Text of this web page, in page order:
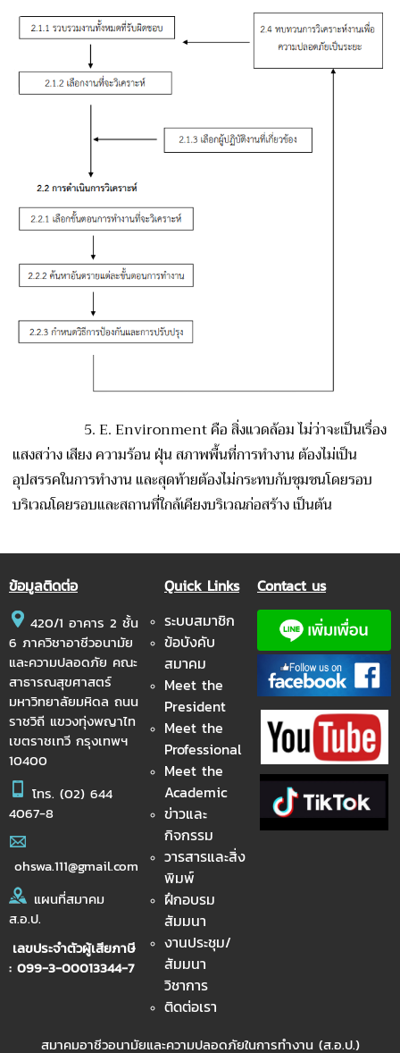
5. E. Environment คือ สิ่งแวดล้อม ไม่ว่าจะเป็นเรื่อง
แสงสว่าง เสียง ความร้อน ฝุ่น สภาพพื้นที่การทำงาน ต้องไม่เป็น
อุปสรรคในการทำงาน และสุดท้ายต้องไม่กระทบกับชุมชนโดยรอบ
บริเวณโดยรอบและสถานที่ใกล้เคียงบริเวณก่อสร้าง เป็นต้น
ข้อมูลติดต่อ
420/1 อาคาร 2 ชั้น
6 ภาควิชาอาชีวอนามัย
และความปลอดภัย คณะ
สาธารณสุขศาสตร์
มหาวิทยาลัยมหิดล ถนน
ราชวิถี แขวงทุ่งพญาไท
เขตราชเทวี กรุงเทพฯ
10400
โทร. (02) 644
4067-8
ohswa.111@gmail.com
แผนที่สมาคม
ส.อ.ป.
เลขประจำตัวผู้เสียภาษี
: 099-3-00013344-7
Quick Links
ระบบสมาชิก
ข้อบังคับ
สมาคม
Meet the
President
Meet the
Professional
Meet the
Academic
ข่าวและ
กิจกรรม
วารสารและสิ่ง
พิมพ์
ฝึกอบรม
สัมมนา
งานประชุม/
สัมมนา
วิชาการ
ติดต่อเรา
Contact us
สมาคมอาชีวอนามัยและความปลอดภัยในการทำงาน (ส.อ.ป.)